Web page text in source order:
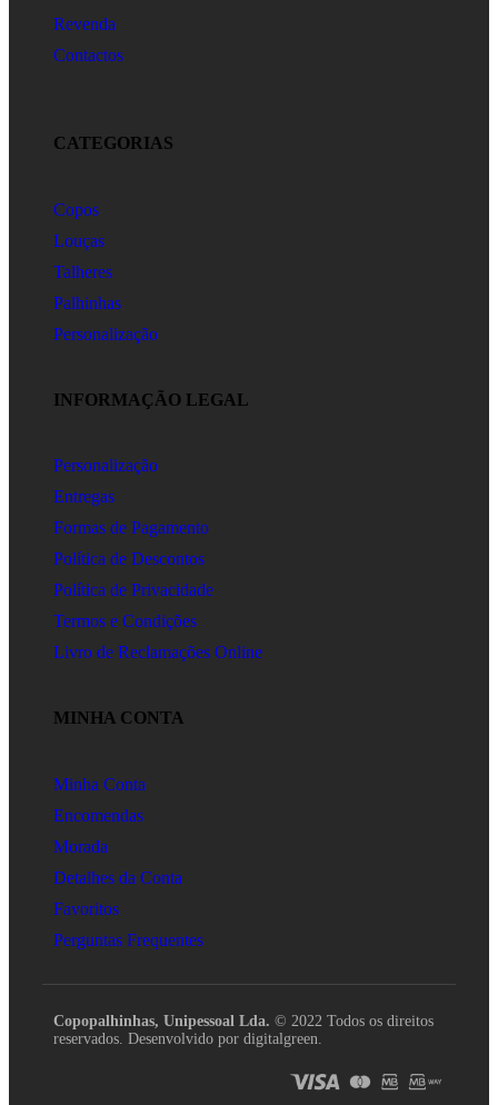
Revenda
Contactos
CATEGORIAS
Copos
Louças
Talheres
Palhinhas
Personalização
INFORMAÇÃO LEGAL
Personalização
Entregas
Formas de Pagamento
Política de Descontos
Política de Privacidade
Termos e Condições
Livro de Reclamações Online
MINHA CONTA
Minha Conta
Encomendas
Morada
Detalhes da Conta
Favoritos
Perguntas Frequentes
Copopalhinhas, Unipessoal Lda. © 2022 Todos os direitos
reservados. Desenvolvido por digitalgreen.